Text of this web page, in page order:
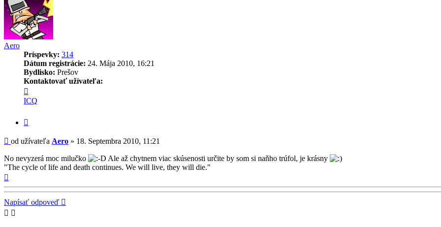
Aero
Príspevky: 314
Dátum registrácie: 24. Mája 2010, 16:21
Bydlisko: Prešov
Kontaktovať užívateľa:
informácie
užívateľa
Aero
ICQ
Príspevok
od užívateľa Aero » 18. Septembra 2010, 11:21
No nevyzerá moc milučko
Ale až chytnem viac skúsenosti určite by som si naňho trúfol, je krásny
"The cycle of life and death continues. We will live, they will die."
Napísať odpoveď